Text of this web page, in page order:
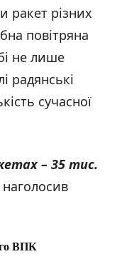
ракет різних
повітряна
не лише
радянські
сучасної
– 35 тис.
ВПК